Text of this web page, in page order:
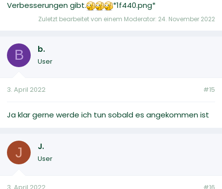
Verbesserungen gibt.
*1f440.png*
Zuletzt bearbeitet von einem Moderator: 24. November 2022
B b.
User
3. April 2022 #15
Ja klar gerne werde ich tun sobald es angekommen ist
J J.
User
3. April 2022 #16